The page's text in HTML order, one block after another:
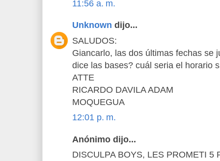
11:56 a. m.
Unknown dijo...
SALUDOS:
Giancarlo, las dos últimas fechas se
dice las bases? cuál seria el horario
ATTE
RICARDO DAVILA ADAM
MOQUEGUA
12:01 p. m.
Anónimo dijo...
DISCULPA BOYS, LES PROMETI 5